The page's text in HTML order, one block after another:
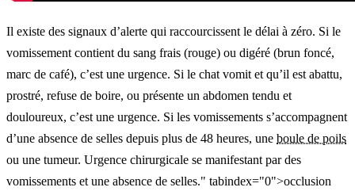
Il existe des signaux d’alerte qui raccourcissent le délai à zéro. Si le
vomissement contient du sang frais (rouge) ou digéré (brun foncé,
marc de café), c’est une urgence. Si le chat vomit et qu’il est abattu,
prostré, refuse de boire, ou présente un abdomen tendu et
douloureux, c’est une urgence. Si les vomissements s’accompagnent
d’une absence de selles depuis plus de 48 heures, une boule de poils
ou une tumeur. Urgence chirurgicale se manifestant par des
vomissements et une absence de selles." tabindex="0">occlusion